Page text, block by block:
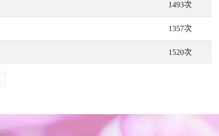
1493次
1357次
1520次